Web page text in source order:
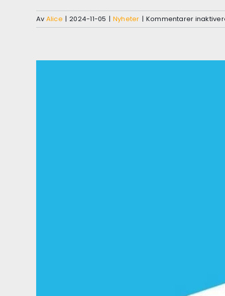
Av Alice | 2024-11-05 | Nyheter | Kommentarer